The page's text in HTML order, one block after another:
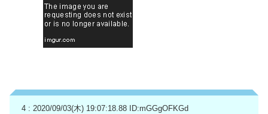
4 : 2020/09/03(木) 19:07:18.88 ID:mGGgOFKGd